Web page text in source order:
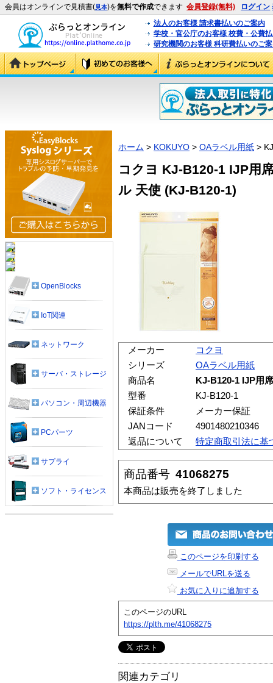
会員はオンラインで見積書(見本)を無料で作成できます 会員登録(無料) ログイン
法人のお客様 請求書払いのご案内
学校・官公庁のお客様 校費・公費
研究機関のお客様 科研費払いのご
ホーム > KOKUYO > OAラベル用紙 >
コクヨ KJ-B120-1 IJP用
ル 天使 (KJ-B120-1)
メーカー
コクヨ
シリーズ
OAラベル用紙
商品名
KJ-B120-1 IJP用
型番
KJ-B120-1
保証条件
メーカー保証
JANコード
4901480210346
返品について
特定商取引法に基
商品番号 41068275
本商品は販売を終了しました
このページを印刷する
メールでURLを送る
お気に入りに追加する
このページのURL
https://plth.me/41068275
関連カテゴリ
OpenBlocks
IoT関連
ネットワーク
サーバ・ストレージ
パソコン・周辺機器
PCパーツ
サプライ
ソフト・ライセンス